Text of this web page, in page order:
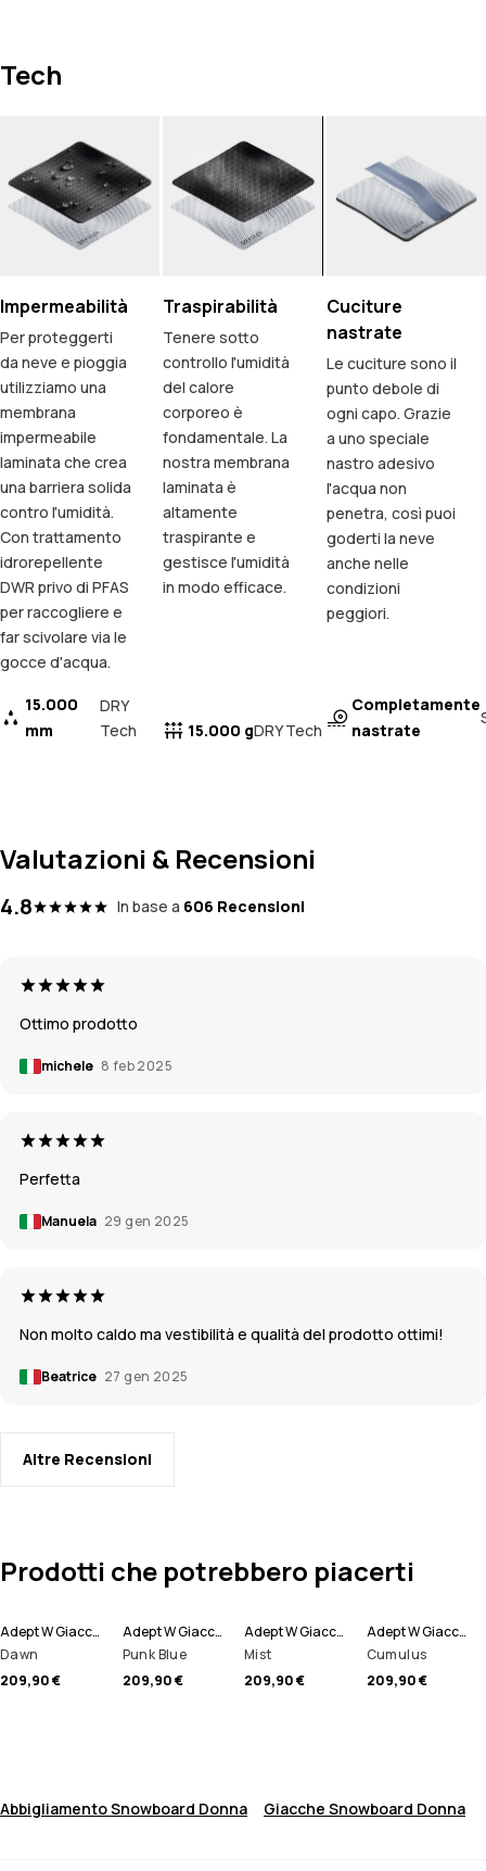
Tech
Impermeabilità
Per proteggerti
da neve e pioggia
utilizziamo una
membrana
impermeabile
laminata che crea
una barriera solida
contro l'umidità.
Con trattamento
idrorepellente
DWR privo di PFAS
per raccogliere e
far scivolare via le
gocce d'acqua.
15.000
mm
DRY
Tech
Traspirabilità
Tenere sotto
controllo l'umidità
del calore
corporeo è
fondamentale. La
nostra membrana
laminata è
altamente
traspirante e
gestisce l'umidità
in modo efficace.
15.000 gDRY Tech
Cuciture
nastrate
Le cuciture sono il
punto debole di
ogni capo. Grazie
a uno speciale
nastro adesivo
l'acqua non
penetra, così puoi
goderti la neve
anche nelle
condizioni
peggiori.
Completamente
nastrate
Valutazioni & Recensioni
4.8 In base a 606 Recensioni
Ottimo prodotto
michele 8 feb 2025
Perfetta
Manuela 29 gen 2025
Non molto caldo ma vestibilità e qualità del prodotto ottimi!
Beatrice 27 gen 2025
Altre Recensioni
Prodotti che potrebbero piacerti
Adept W Giacca Snowboard Donna
Dawn
209,90 €
Adept W Giacca Snowboard Donna
Punk Blue
209,90 €
Adept W Giacca Snowboard Donna
Mist
209,90 €
Adept W Giacca Snowboard Donna
Cumulus
209,90 €
Abbigliamento Snowboard Donna Giacche Snowboard Donna